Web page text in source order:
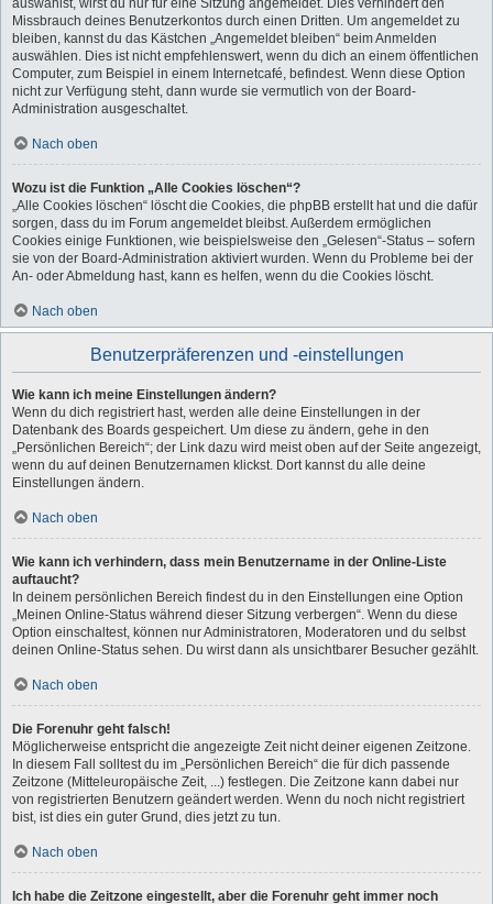
auswählst, wirst du nur für eine Sitzung angemeldet. Dies verhindert den
Missbrauch deines Benutzerkontos durch einen Dritten. Um angemeldet zu
bleiben, kannst du das Kästchen „Angemeldet bleiben“ beim Anmelden
auswählen. Dies ist nicht empfehlenswert, wenn du dich an einem öffentlichen
Computer, zum Beispiel in einem Internetcafé, befindest. Wenn diese Option
nicht zur Verfügung steht, dann wurde sie vermutlich von der Board-
Administration ausgeschaltet.
Nach oben
Wozu ist die Funktion „Alle Cookies löschen“?
„Alle Cookies löschen“ löscht die Cookies, die phpBB erstellt hat und die dafür
sorgen, dass du im Forum angemeldet bleibst. Außerdem ermöglichen
Cookies einige Funktionen, wie beispielsweise den „Gelesen“-Status – sofern
sie von der Board-Administration aktiviert wurden. Wenn du Probleme bei der
An- oder Abmeldung hast, kann es helfen, wenn du die Cookies löscht.
Nach oben
Benutzerpräferenzen und -einstellungen
Wie kann ich meine Einstellungen ändern?
Wenn du dich registriert hast, werden alle deine Einstellungen in der
Datenbank des Boards gespeichert. Um diese zu ändern, gehe in den
„Persönlichen Bereich“; der Link dazu wird meist oben auf der Seite angezeigt,
wenn du auf deinen Benutzernamen klickst. Dort kannst du alle deine
Einstellungen ändern.
Nach oben
Wie kann ich verhindern, dass mein Benutzername in der Online-Liste
auftaucht?
In deinem persönlichen Bereich findest du in den Einstellungen eine Option
„Meinen Online-Status während dieser Sitzung verbergen“. Wenn du diese
Option einschaltest, können nur Administratoren, Moderatoren und du selbst
deinen Online-Status sehen. Du wirst dann als unsichtbarer Besucher gezählt.
Nach oben
Die Forenuhr geht falsch!
Möglicherweise entspricht die angezeigte Zeit nicht deiner eigenen Zeitzone.
In diesem Fall solltest du im „Persönlichen Bereich“ die für dich passende
Zeitzone (Mitteleuropäische Zeit, ...) festlegen. Die Zeitzone kann dabei nur
von registrierten Benutzern geändert werden. Wenn du noch nicht registriert
bist, ist dies ein guter Grund, dies jetzt zu tun.
Nach oben
Ich habe die Zeitzone eingestellt, aber die Forenuhr geht immer noch